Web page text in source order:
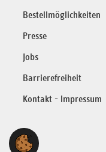
Bestellmöglichkeiten
Presse
Jobs
Barrierefreiheit
Kontakt - Impressum